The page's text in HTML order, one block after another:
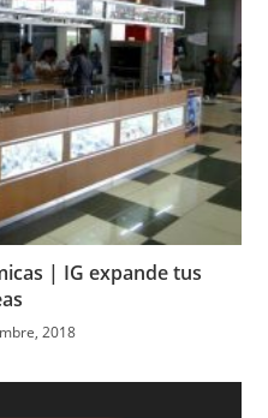
| IG expande tus
2018